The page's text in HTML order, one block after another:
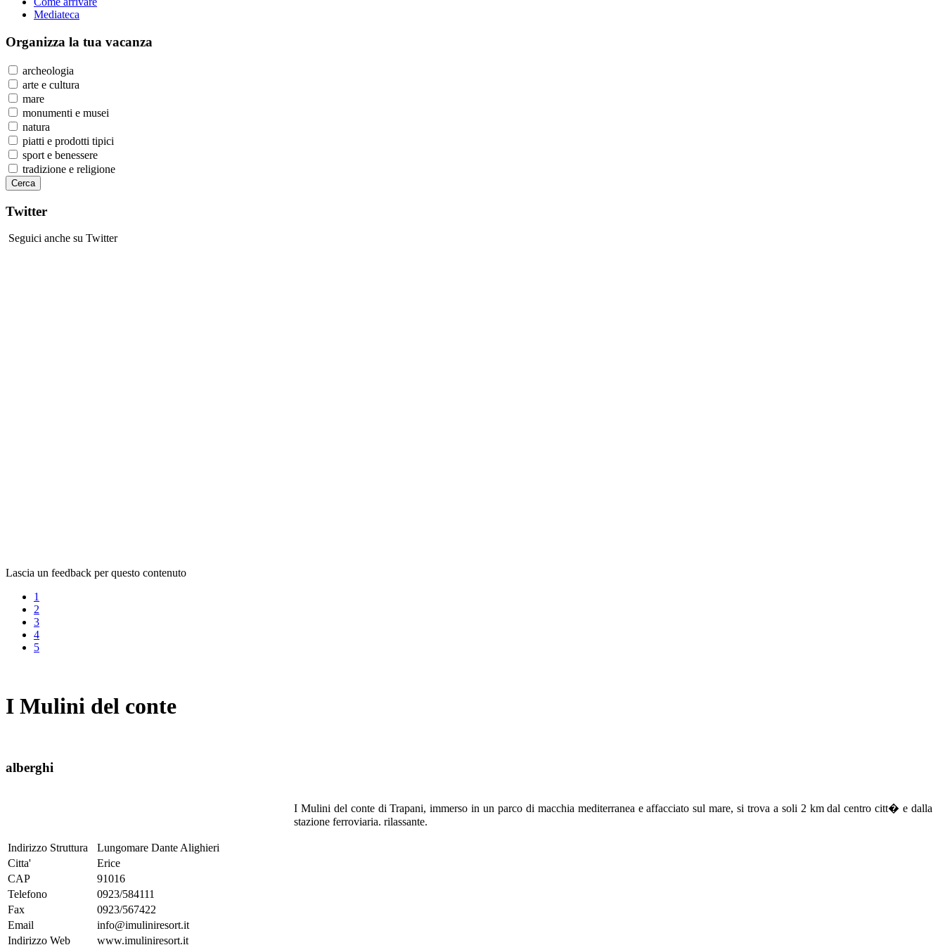
Mediateca
Organizza la tua vacanza
archeologia
arte e cultura
mare
monumenti e musei
natura
piatti e prodotti tipici
sport e benessere
tradizione e religione
Twitter
Seguici anche su Twitter
Lascia un feedback per questo contenuto
1
2
3
4
5
I Mulini del conte
alberghi
I Mulini del conte di Trapani, immerso in un parco di macchia mediterranea e affacciato sul mare, si trova a soli 2 km dal centro citt� e dalla
stazione ferroviaria. rilassante.
Indirizzo Struttura
Lungomare Dante Alighieri
Citta'
Erice
CAP
91016
Telefono
0923/584111
Fax
0923/567422
Email
info@imuliniresort.it
Indirizzo Web
www.imuliniresort.it